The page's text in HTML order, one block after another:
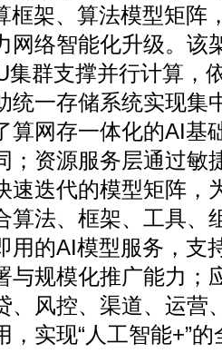
架、算法模型矩阵
网络智能化升级。该
集群支撑并行计算，
统一存储系统实现集
算网存一体化的AI基
；资源服务层通过敏
速迭代的模型矩阵，
算法、框架、工具、
用的AI模型服务，支
与规模化推广能力；
、风控、渠道、运营
，实现“人工智能+”